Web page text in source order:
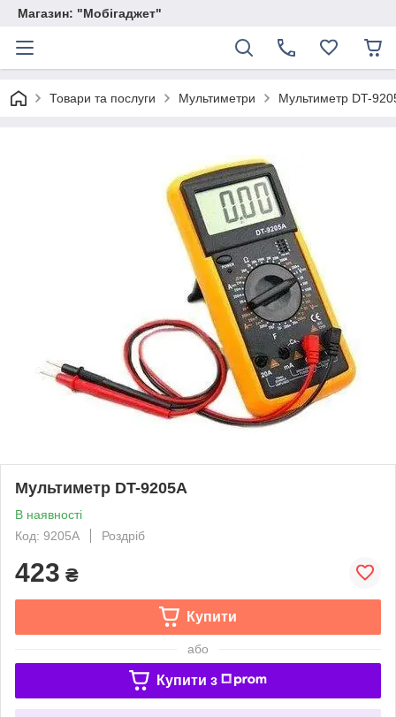
Магазин: "Мобігаджет"
Товари та послуги Мультиметри Мультиметр DT-
Мультиметр DT-9205A
В наявності
Код: 9205A
Роздріб
423 ₴
Купити
або
Купити з